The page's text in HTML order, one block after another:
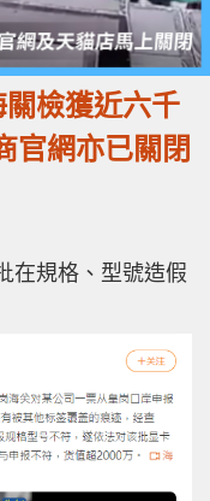
檢獲近六千
官網亦已關閉
在規格、型號造假